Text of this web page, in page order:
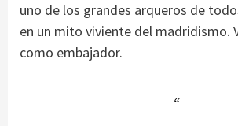
uno de los grandes arqueros de
en un mito viviente del madridismo.
como embajador.